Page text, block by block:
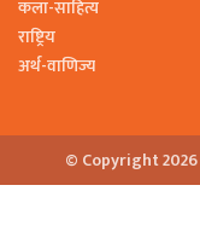
कला-साहित्य
राष्ट्रिय
अर्थ-वाणिज्य
© Copyright 2026